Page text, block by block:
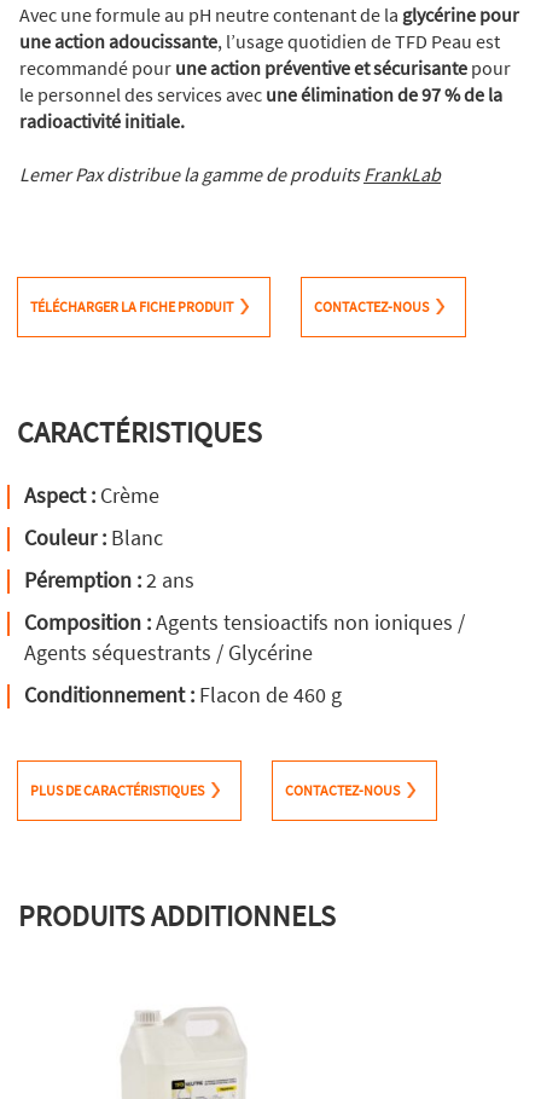
Avec une formule au pH neutre contenant de la glycérine pour
une action adoucissante, l’usage quotidien de TFD Peau est
recommandé pour une action préventive et sécurisante pour
le personnel des services avec une élimination de 97 % de la
radioactivité initiale.
Lemer Pax distribue la gamme de produitsFrankLab
TÉLÉCHARGER LA FICHE PRODUIT CONTACTEZ-NOUS
CARACTÉRISTIQUES
Aspect : Crème
Couleur : Blanc
Péremption :2 ans
Composition :Agents tensioactifs non ioniques /
Agents séquestrants / Glycérine
Conditionnement : Flacon de 460 g
PLUS DE CARACTÉRISTIQUES CONTACTEZ-NOUS
PRODUITS ADDITIONNELS